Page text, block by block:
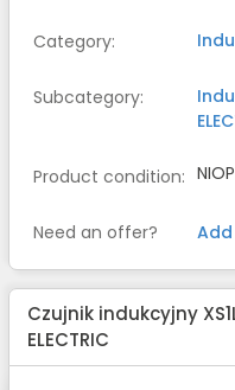
Category:
Subcategory:
Product condition: NIOP
Need an offer?
Czujnik indukcyjny
ELECTRIC